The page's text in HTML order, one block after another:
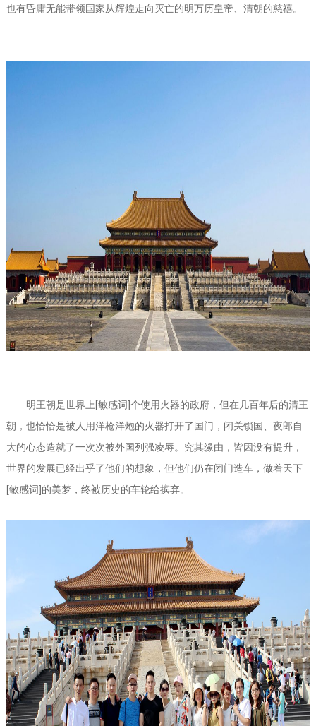
也有昏庸无能带领国家从辉煌走向灭亡的明万历皇帝、清朝的慈禧。
明王朝是世界上[敏感词]个使用火器的政府，但在几百年后的清王
朝，也恰恰是被人用洋枪洋炮的火器打开了国门，闭关锁国、夜郎自
大的心态造就了一次次被外国列强凌辱。究其缘由，皆因没有提升，
世界的发展已经出乎了他们的想象，但他们仍在闭门造车，做着天下
[敏感词]的美梦，终被历史的车轮给摈弃。